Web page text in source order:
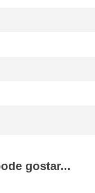
gostar...